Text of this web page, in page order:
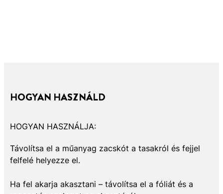
HOGYAN HASZNÁLD
HOGYAN HASZNÁLJA:
Távolítsa el a műanyag zacskót a tasakról és fejjel
felfelé helyezze el.
Ha fel akarja akasztani – távolítsa el a fóliát és a